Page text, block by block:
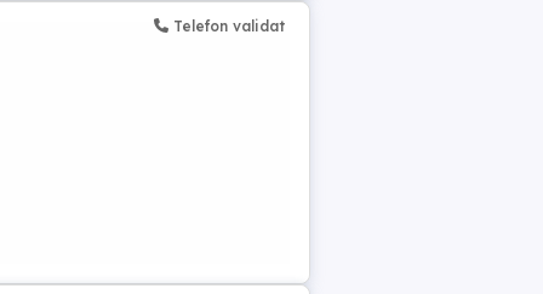
Telefon validat